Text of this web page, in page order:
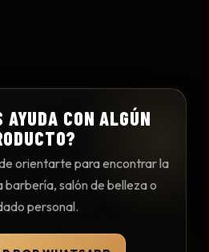
CON ALGÚN
orientarte para encontrar la
barbería, salón de belleza o
personal.